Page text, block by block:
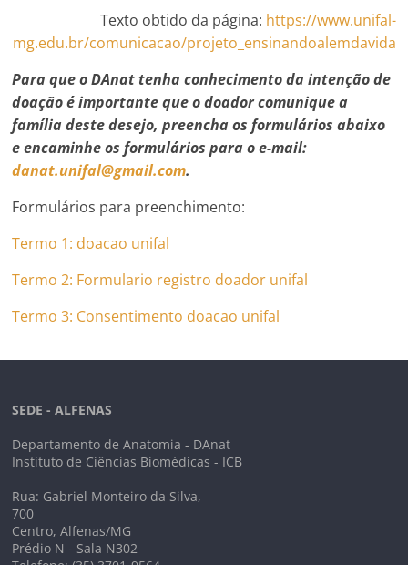
Texto obtido da página: https://www.unifal-
mg.edu.br/comunicacao/projeto_ensinandoalemdavida
Para que o DAnat tenha conhecimento da intenção de
doação é importante que o doador comunique a
família deste desejo, preencha os formulários abaixo
e encaminhe os formulários para o e-mail:
danat.unifal@gmail.com.
Formulários para preenchimento:
Termo 1: doacao unifal
Termo 2: Formulario registro doador unifal
Termo 3: Consentimento doacao unifal
SEDE - ALFENAS
Departamento de Anatomia - DAnat
Instituto de Ciências Biomédicas - ICB
Rua: Gabriel Monteiro da Silva,
700
Centro, Alfenas/MG
Prédio N - Sala N302